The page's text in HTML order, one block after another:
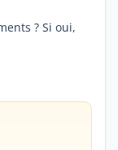
? Si oui,